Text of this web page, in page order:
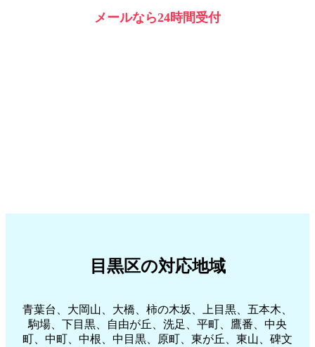
メールなら24時間受付
目黒区の対応地域
青葉台、大岡山、大橋、柿の木坂、上目黒、五本木、
駒場、下目黒、自由が丘、洗足、平町、鷹番、中央
町、中町、中根、中目黒、原町、東が丘、東山、碑文